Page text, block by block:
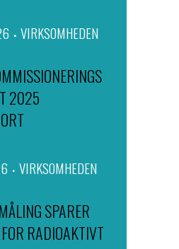
VIRKSOMHEDEN
2025
VIRKSOMHEDEN
SPARER
RADIOAKTIVT